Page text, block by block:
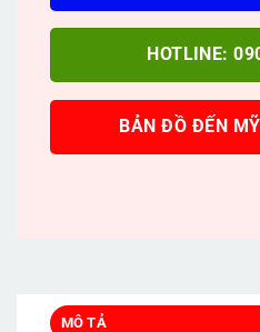
HOTLINE:
BẢN ĐỒ ĐẾN
MÔ TẢ